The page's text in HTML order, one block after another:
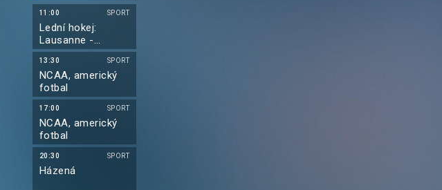
11:00 SPORT
Lední hokej:
Lausanne -
Rapperswil
13:30 SPORT
NCAA, americký
fotbal
17:00 SPORT
NCAA, americký
fotbal
20:30 SPORT
Házená